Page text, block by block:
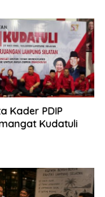
Kader PDIP
Kudatuli